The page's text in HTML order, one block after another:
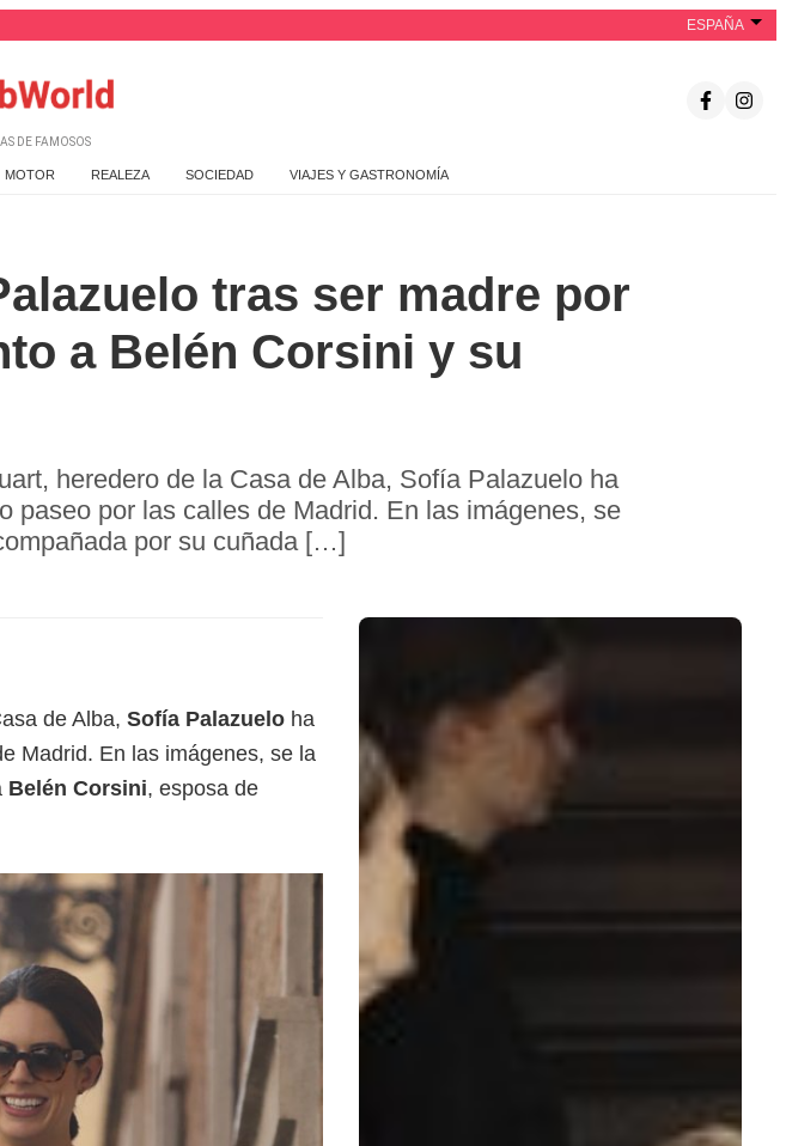
ESPAÑA
DE FAMOSOS
MOTOR REALEZA SOCIEDAD VIAJES Y GASTRONOMÍA
tras ser madre por
a Belén Corsini y su
heredero de la Casa de Alba, Sofía Palazuelo ha
paseo por las calles de Madrid. En las imágenes, se
por su cuñada […]
de Alba, Sofía Palazuelo ha
Madrid. En las imágenes, se la
Belén Corsini, esposa de